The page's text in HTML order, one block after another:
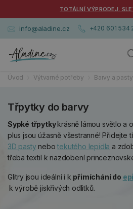
TOTÁLNÍ VÝPRODEJ.
info@aladine.cz +420 601 534
Úvod Výtvarné potřeby Barvy a pasty
Třpytky do barvy
Sypké třpytkykrásně lámou světlo a
plus jsou úžasně všestranné! Přidejte
3D pasty nebotekutého lepidla a
třeba textil k nazdobení
Glitry jsou ideální i k přimíchání do
k výrobě jiskřivých odlitků.